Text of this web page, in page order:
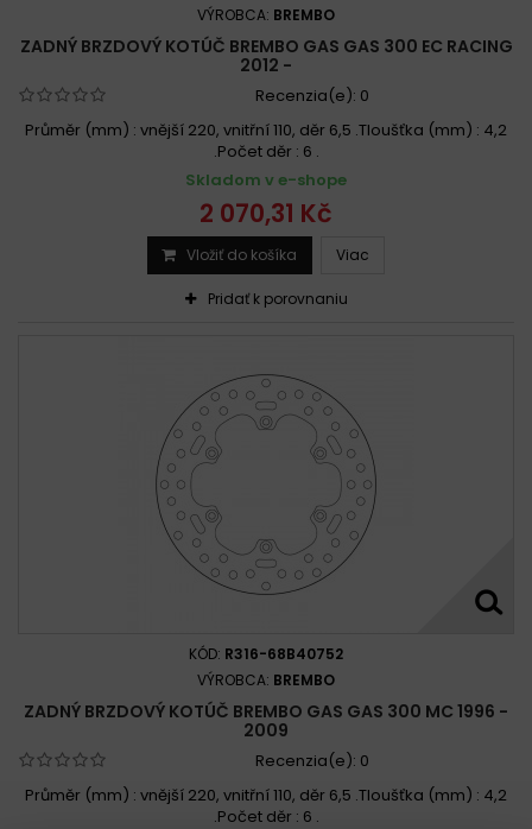
VÝROBCA: BREMBO
ZADNÝ BRZDOVÝ KOTÚČ BREMBO GAS GAS 300 EC RACING
2012 -
Recenzia(e): 0
Průměr (mm) : vnější 220, vnitřní 110, děr 6,5 .Tloušťka (mm) : 4,2
.Počet děr : 6 .
Skladom v e-shope
2 070,31 Kč
Vložiť do košíka Viac
Pridať k porovnaniu
KÓD: R316-68B40752
VÝROBCA: BREMBO
ZADNÝ BRZDOVÝ KOTÚČ BREMBO GAS GAS 300 MC 1996 -
2009
Recenzia(e): 0
Průměr (mm) : vnější 220, vnitřní 110, děr 6,5 .Tloušťka (mm) : 4,2
.Počet děr : 6 .